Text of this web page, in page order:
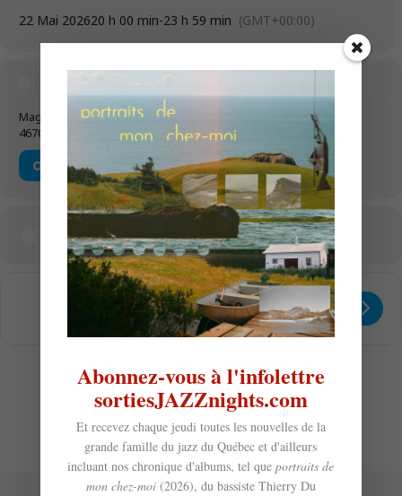
22 Mai 202620 h 00 min-23 h 59 min (GMT+00:00)
Magique Magpie
4670 rue Saint-Denis 514-759-6247
OTHER EVENTS
CALENDAR GOOGLECAL
Address - Elizabeth Cormier Mathieu
Destination Address - Elizabeth
Abonnez-vous à l'infolettre
sortiesJAZZnights.com
Et recevez chaque jeudi toutes les nouvelles de la
grande famille du jazz du Québec et d'ailleurs
incluant nos chronique d'albums, tel queportraits de
mon chez-moi (2026), du bassiste Thierry Du